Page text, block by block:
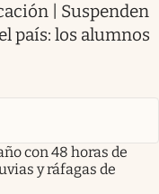
| Suspenden
país: los alumnos
con 48 horas de
y ráfagas de